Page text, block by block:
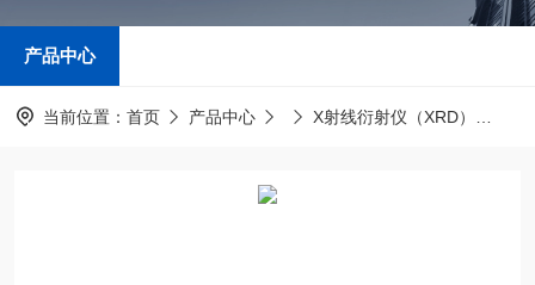
产品中心
当前位置： 首页 产品中心 X射线衍射仪（XRD）